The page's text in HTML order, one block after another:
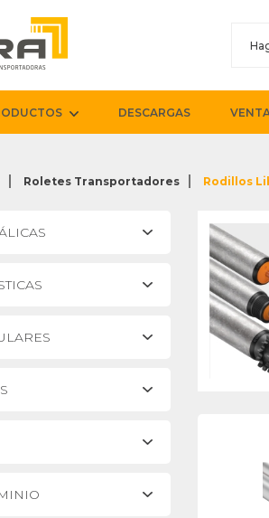
DESCARGAS
Roletes Transportadores Rodillos